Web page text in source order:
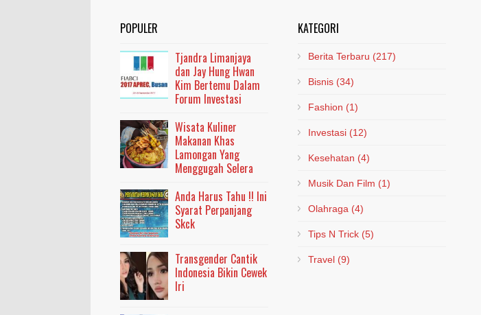
POPULER
Tjandra Limanjaya
dan Jay Hung Hwan
Kim Bertemu Dalam
Forum Investasi
Wisata Kuliner
Makanan Khas
Lamongan Yang
Menggugah Selera
Anda Harus Tahu !! Ini
Syarat Perpanjang
Skck
Transgender Cantik
Indonesia Bikin Cewek
Iri
KATEGORI
Berita Terbaru (217)
Bisnis (34)
Fashion (1)
Investasi (12)
Kesehatan (4)
Musik Dan Film (1)
Olahraga (4)
Tips N Trick (5)
Travel (9)